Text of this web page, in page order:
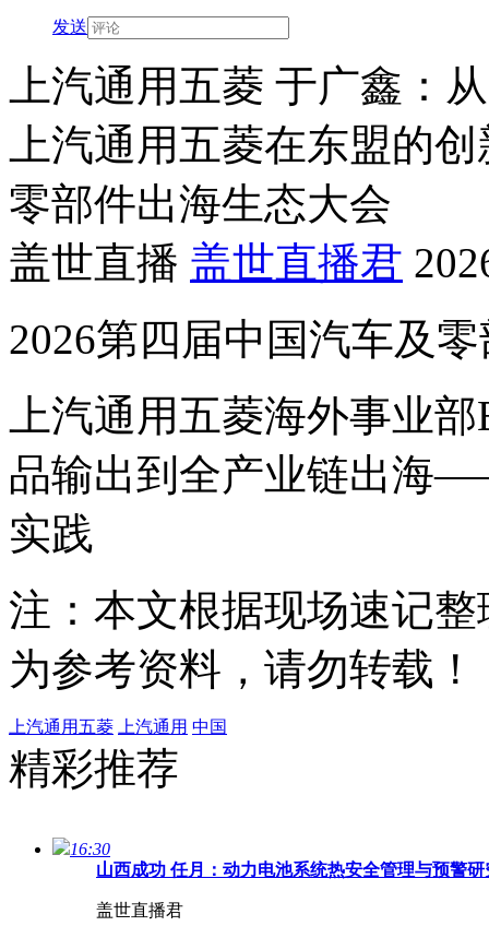
发送
上汽通用五菱 于广鑫
上汽通用五菱在东盟的
零部件出海生态大会
盖世直播 盖世直播君
2026第四届中国汽车及
上汽通用五菱海外事业
品输出到全产业链出海
实践
注：本文根据现场速记
为参考资料，请勿转载！
上汽通用五菱 上汽通用 中国
精彩推荐
16:30
山西成功 任月：动力电池系统热安全管理与预警
盖世直播君